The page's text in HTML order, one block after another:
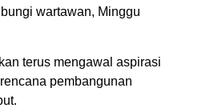
wartawan, Minggu
terus mengawal aspirasi
pembangunan